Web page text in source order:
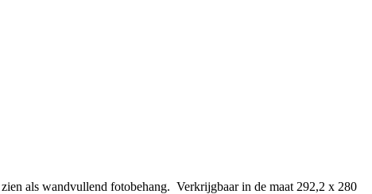
als wandvullend fotobehang. Verkrijgbaar in de maat 292,2 x 280